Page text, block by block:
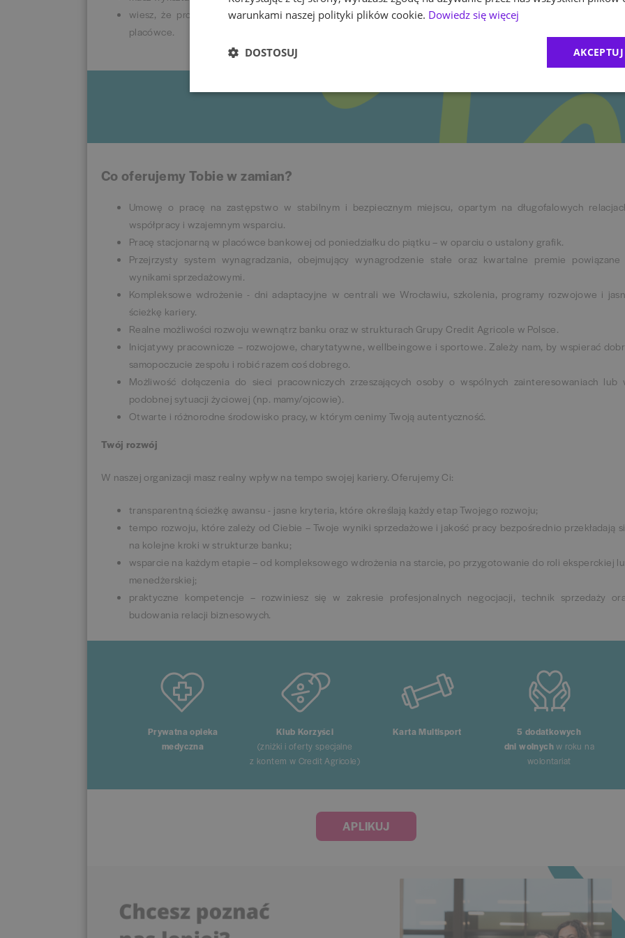
wiesz, że profesjonalny stój wspiera budowanie relacji z klientami i stosujesz się do zasad dress code
placówce.
Co oferujemy Tobie w zamian?
Umowę o pracę na zastępstwo w stabilnym i bezpiecznym miejscu, opartym na długofalowych
współpracy i wzajemnym wsparciu.
Pracę stacjonarną w placówce bankowej od poniedziałku do piątku – w oparciu o ustalony grafik.
Przejrzysty system wynagradzania, obejmujący wynagrodzenie stałe oraz kwartalne premie
wynikami sprzedażowymi.
Kompleksowe wdrożenie - dni adaptacyjne w centrali we Wrocławiu, szkolenia, programy rozwojowe i
ścieżkę kariery.
Realne możliwości rozwoju wewnątrz banku oraz w strukturach Grupy Credit Agricole w Polsce.
Inicjatywy pracownicze – rozwojowe, charytatywne, wellbeingowe i sportowe. Zależy nam, by wspierać
samopoczucie zespołu i robić razem coś dobrego.
Możliwość dołączenia do sieci pracowniczych zrzeszających osoby o wspólnych zainteresowaniach lub
podobnej sytuacji życiowej (np. mamy/ojcowie).
Otwarte i różnorodne środowisko pracy, w którym cenimy Twoją autentyczność.
Twój rozwój
W naszej organizacji masz realny wpływ na tempo swojej kariery. Oferujemy Ci:
transparentną ścieżkę awansu - jasne kryteria, które określają każdy etap Twojego rozwoju;
tempo rozwoju, które zależy od Ciebie – Twoje wyniki sprzedażowe i jakość pracy bezpośrednio przekładają
na kolejne kroki w strukturze banku;
wsparcie na każdym etapie – od kompleksowego wdrożenia na starcie, po przygotowanie do roli eksperckiej
menedżerskiej;
praktyczne kompetencje – rozwiniesz się w zakresie profesjonalnych negocjacji, technik sprzedaży
budowania relacji biznesowych.
Prywatna opieka
medyczna
Klub Korzyści
(zniżki i oferty specjalne
z kontem w Credit Agricole)
Karta Multisport
5 dodatkowych
dni wolnychw roku na
wolontariat
APLIKUJ
warunkami naszej polityki plików cookie. Dowiedz się więcej
DOSTOSUJ